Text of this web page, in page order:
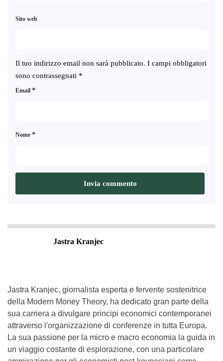
Il tuo indirizzo email non sarà pubblicato. I campi obbligatori
sono contrassegnati *
Nome *
Email *
Sito web
Jastra Kranjec
Jastra Kranjec, giornalista esperta e fervente sostenitrice
della Modern Money Theory, ha dedicato gran parte della
sua carriera a divulgare principi economici contemporanei
attraverso l'organizzazione di conferenze in tutta Europa.
La sua passione per la micro e macro economia la guida in
un viaggio costante di esplorazione, con una particolare